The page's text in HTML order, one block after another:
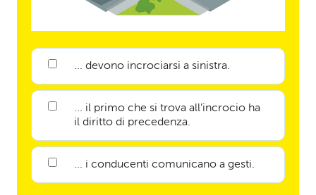
... devono incrociarsi a sinistra.
... il primo che si trova all’incrocio ha
il diritto di precedenza.
... i conducenti comunicano a gesti.